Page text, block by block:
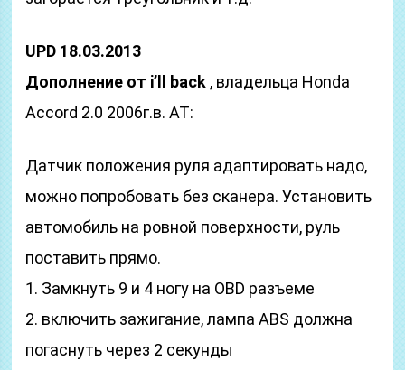
UPD 18.03.2013
Дополнение от i’ll back , владельца Honda
Accord 2.0 2006г.в. AT:
Датчик положения руля адаптировать надо,
можно попробовать без сканера. Установить
автомобиль на ровной поверхности, руль
поставить прямо.
1. Замкнуть 9 и 4 ногу на OBD разъеме
2. включить зажигание, лампа ABS должна
погаснуть через 2 секунды